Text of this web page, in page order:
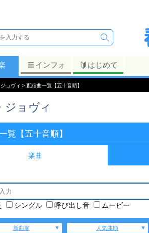
インフォ はじめて
ョヴィ > 配信曲一覧【五十音順】
ジョヴィ
覧【五十音順】
楽曲
シングル 呼び出し音 ムービー
新曲順 人気曲順